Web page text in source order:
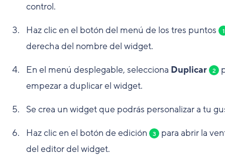
control.
Haz clic en el botón del menú de los tres puntos
1
derecha del nombre del widget.
En el menú desplegable, selecciona Duplicar 2
empezar a duplicar el widget.
Se crea un widget que podrás personalizar a tu
Haz clic en el botón de edición
3
para abrir la
del editor del widget.